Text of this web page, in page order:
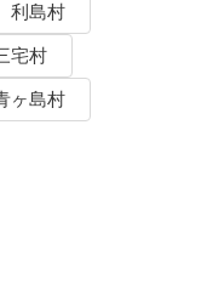
利島村
宅村
ヶ島村